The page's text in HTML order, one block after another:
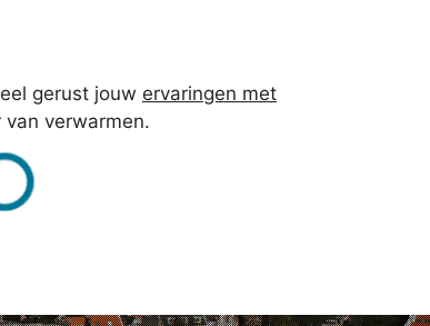
gerust jouw ervaringen met
verwarmen.